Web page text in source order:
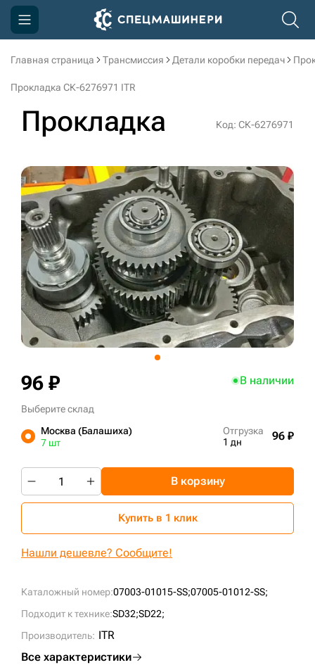
Главная страница Трансмиссия Детали коробки передач
Прокладка СК-6276971 ITR
Прокладка Код: СК-6276971
Каталожный номер:07003-01015-SS;07005-01012-SS;
Подходит к технике:SD32;SD22;
Производитель: ITR
Все характеристики
96 ₽ В наличии
Выберите склад
Москва (Балашиха)
7 шт
Отгрузка
1 дн
96 ₽
В корзину
Купить в 1 клик
Нашли дешевле? Сообщите!
Компания
Доставка и оплата
Контакты
3D тур по производству
3D тур по складам
sksale@skdst.ru
+7 (499) 394-50-93